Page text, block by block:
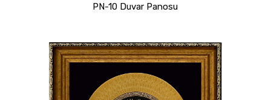
PN-10 Duvar Panosu